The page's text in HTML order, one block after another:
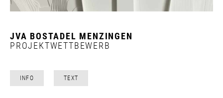
JVA BOSTADEL MENZINGEN
PROJEKTWETTBEWERB
INFO TEXT